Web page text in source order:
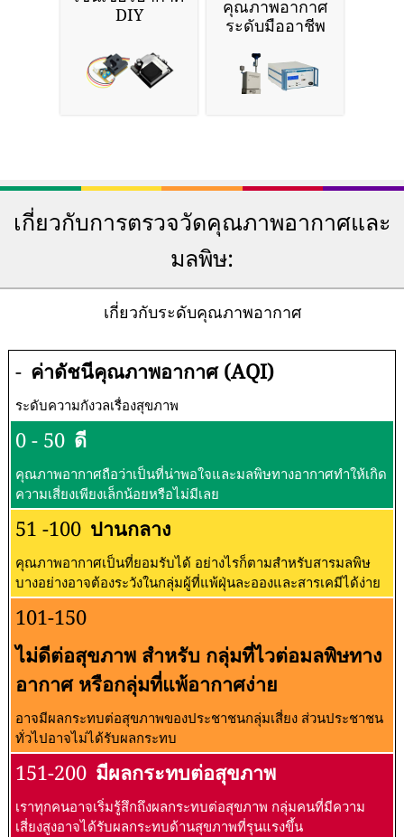
DIY
คุณภาพอากาศ
ระดับมืออาชีพ
เกี่ยวกับการตรวจวัดคุณภาพอากาศและ
มลพิษ:
เกี่ยวกับระดับคุณภาพอากาศ
- ค่าดัชนีคุณภาพอากาศ (AQI)
ระดับความกังวลเรื่องสุขภาพ
0 - 50 ดี
คุณภาพอากาศถือว่าเป็นที่น่าพอใจและมลพิษทางอากาศทำให้เกิด
ความเสี่ยงเพียงเล็กน้อยหรือไม่มีเลย
51 -100 ปานกลาง
คุณภาพอากาศเป็นที่ยอมรับได้ อย่างไรก็ตามสำหรับสารมลพิษ
บางอย่างอาจต้องระวังในกลุ่มผู้ที่แพ้ฝุ่นละอองและสารเคมีได้ง่าย
101-150
ไม่ดีต่อสุขภาพ สำหรับ กลุ่มที่ไวต่อมลพิษทาง
อากาศ หรือกลุ่มที่แพ้อากาศง่าย
อาจมีผลกระทบต่อสุขภาพของประชาชนกลุ่มเสี่ยง ส่วนประชาชน
ทั่วไปอาจไม่ได้รับผลกระทบ
151-200 มีผลกระทบต่อสุขภาพ
เราทุกคนอาจเริ่มรู้สึกถึงผลกระทบต่อสุขภาพ กลุ่มคนที่มีความ
เสี่ยงสูงอาจได้รับผลกระทบด้านสุขภาพที่รุนแรงขึ้น